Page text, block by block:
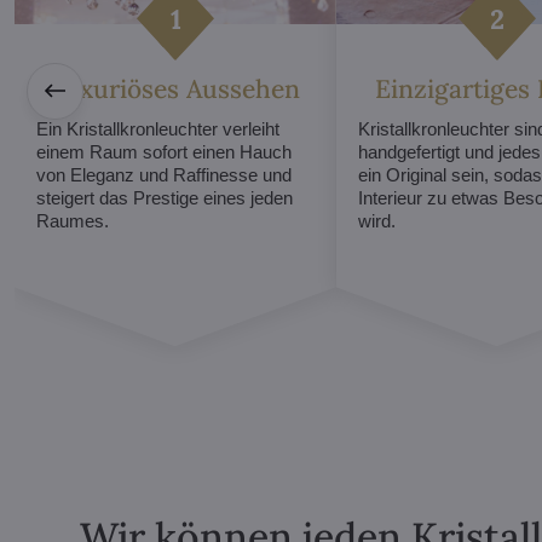
Luxuriöses Aussehen
Ein Kristallkronleuchter verleiht
einem Raum sofort einen Hauch
von Eleganz und Raffinesse und
steigert das Prestige eines jeden
Raumes.
Einzigartiges
Kristallkronleuchter
handgefertigt und
ein Original sein,
Interieur zu etwas
wird.